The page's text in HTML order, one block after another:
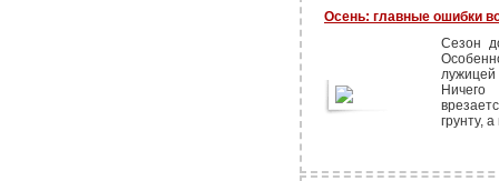
Осень: главные ошибки
Сезон
грунту,